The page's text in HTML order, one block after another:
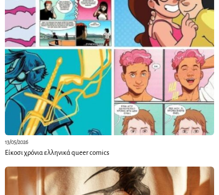
13/05/2026
Είκοσι χρόνια ελληνικά queer comics